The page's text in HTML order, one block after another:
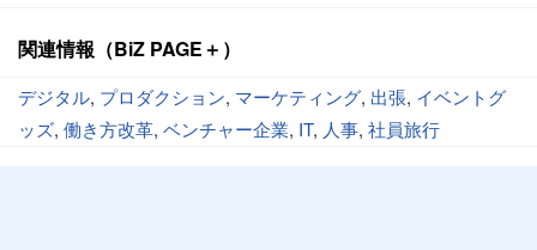
関連情報（BiZ PAGE＋）
デジタル, プロダクション, マーケティング, 出張, イベントグ
ッズ, 働き方改革, ベンチャー企業, IT, 人事, 社員旅行